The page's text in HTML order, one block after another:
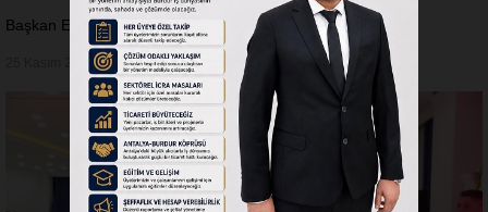
Başkan Ercengiz Emekli Öğretmenleri Misafir Etti
25 Kasım 2019 - Pazartesi 15:03